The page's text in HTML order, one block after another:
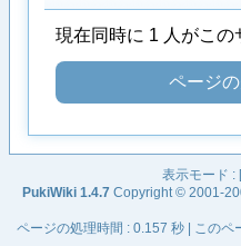
現在同時に 1 人がこの
ページ
表示モード :
PukiWiki 1.4.7 Copyright © 2001-
ページの処理時間 : 0.157 秒 | この